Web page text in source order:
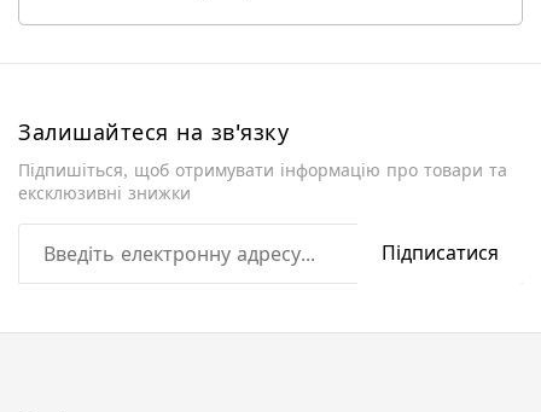
Залишайтеся на зв'язку
Підпишіться, щоб отримувати інформацію про товари та
ексклюзивні знижки
Підписатися